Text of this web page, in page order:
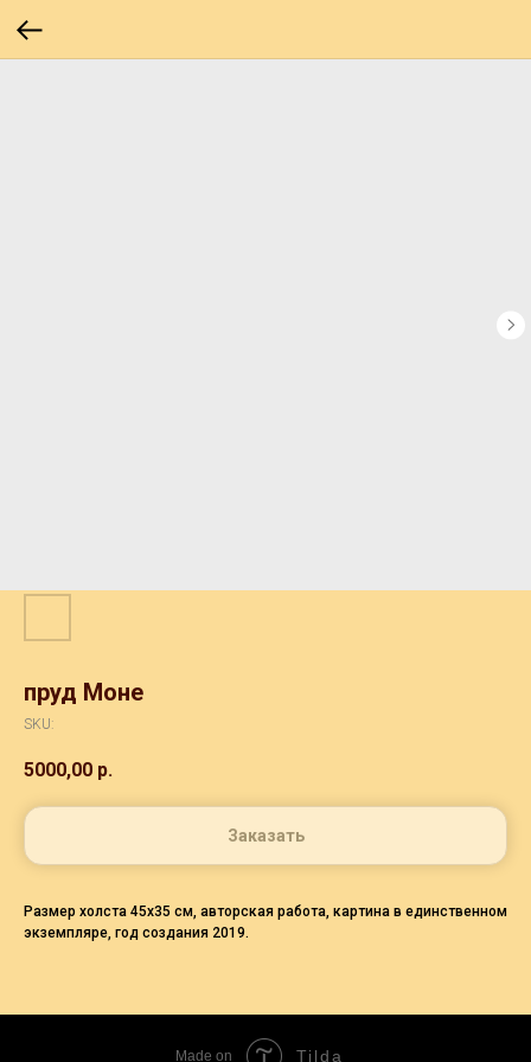
пруд Моне
SKU:
5000,00 р.
Заказать
Размер холста 45х35 см, авторская работа, картина в единственном
экземпляре, год создания 2019.
Made on Tilda